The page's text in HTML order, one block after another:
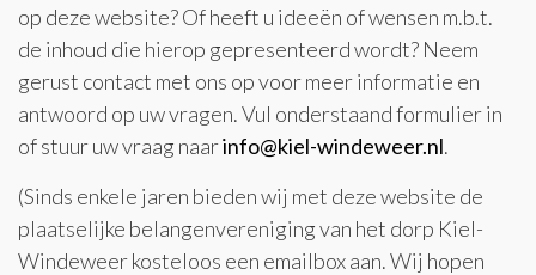
op deze website? Of heeft u ideeën of wensen m.b.t.
de inhoud die hierop gepresenteerd wordt? Neem
gerust contact met ons op voor meer informatie en
antwoord op uw vragen. Vul onderstaand formulier in
of stuur uw vraag naarinfo@kiel-windeweer.nl.
(Sinds enkele jaren bieden wij met deze website de
plaatselijke belangenvereniging van het dorp Kiel-
Windeweer kosteloos een emailbox aan. Wij hopen